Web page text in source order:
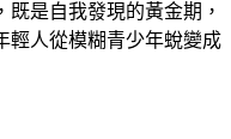
是自我發現的黃金期，
輕人從模糊青少年蛻變成